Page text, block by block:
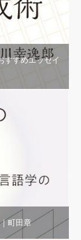
すすめエッセイ
町田章